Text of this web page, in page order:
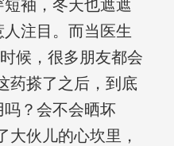
袖，冬天也遮遮
注目。而当医生
候，很多朋友都会
药搽了之后，到底
？会不会晒坏
大伙儿的心坎里，